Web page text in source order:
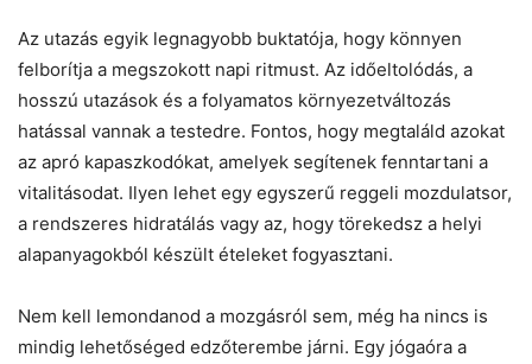
Az utazás egyik legnagyobb buktatója, hogy könnyen
felborítja a megszokott napi ritmust. Az időeltolódás, a
hosszú utazások és a folyamatos környezetváltozás
hatással vannak a testedre. Fontos, hogy megtaláld azokat
az apró kapaszkodókat, amelyek segítenek fenntartani a
vitalitásodat. Ilyen lehet egy egyszerű reggeli mozdulatsor,
a rendszeres hidratálás vagy az, hogy törekedsz a helyi
alapanyagokból készült ételeket fogyasztani.
Nem kell lemondanod a mozgásról sem, még ha nincs is
mindig lehetőséged edzőterembe járni. Egy jógaóra a